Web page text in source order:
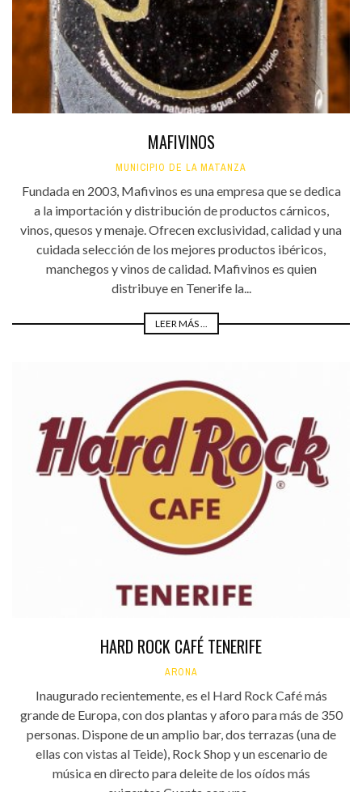
MAFIVINOS
MUNICIPIO DE LA MATANZA
Fundada en 2003, Mafivinos es una empresa que se dedica
a la importación y distribución de productos cárnicos,
vinos, quesos y menaje. Ofrecen exclusividad, calidad y una
cuidada selección de los mejores productos ibéricos,
manchegos y vinos de calidad. Mafivinos es quien
distribuye en Tenerife la...
LEER MÁS ...
HARD ROCK CAFÉ TENERIFE
ARONA
Inaugurado recientemente, es el Hard Rock Café más
grande de Europa, con dos plantas y aforo para más de 350
personas. Dispone de un amplio bar, dos terrazas (una de
ellas con vistas al Teide), Rock Shop y un escenario de
música en directo para deleite de los oídos más